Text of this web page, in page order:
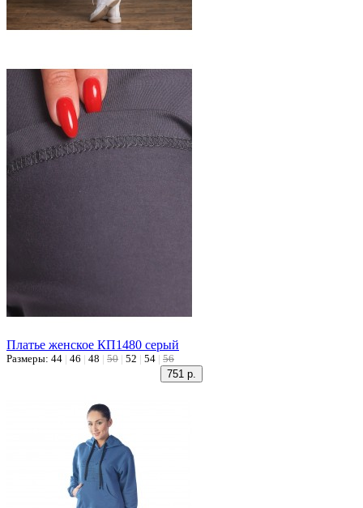
Платье женское КП1480 серый
Размеры: 44 | 46 | 48 | 50 | 52 | 54 | 56
751 р.